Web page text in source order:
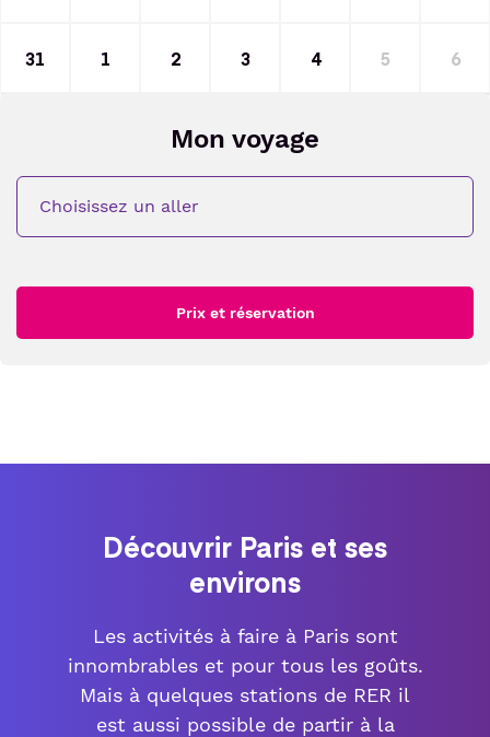
31 1 2 3 4 5 6
Mon voyage
Choisissez un aller
Prix et réservation
Découvrir Paris et ses
environs
Les activités à faire à Paris sont
innombrables et pour tous les goûts.
Mais à quelques stations de RER il
est aussi possible de partir à la